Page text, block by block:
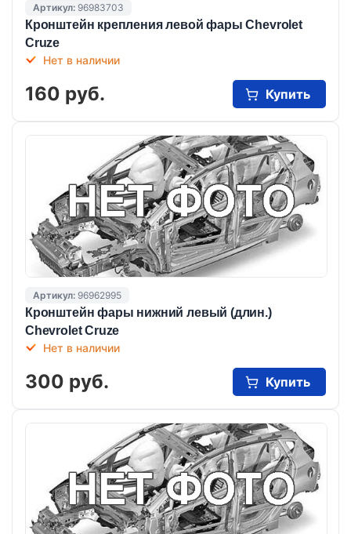
Артикул: 96983703
Кронштейн крепления левой фары Chevrolet
Cruze
Нет в наличии
160 руб. Купить
Артикул: 96962995
Кронштейн фары нижний левый (длин.)
Chevrolet Cruze
Нет в наличии
300 руб. Купить